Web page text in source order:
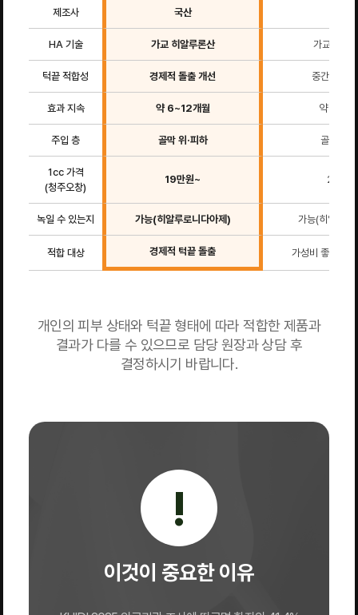
제조사 국산
HA 기술 가교 히알루론산 가교 히알
턱끝 적합성 경제적 돌출 개선 중간 가격·
효과 지속 약 6~12개월 약 6~12
주입 층 골막 위·피하 골막 위·
1cc 가격
(청주오창)
19만원~ 25만
녹일 수 있는지 가능(히알루로니다아제) 가능(히알루로
적합 대상 경제적 턱끝 돌출 가성비 좋은 국
개인의 피부 상태와 턱끝 형태에 따라 적합한 제품과
결과가 다를 수 있으므로 담당 원장과 상담 후
결정하시기 바랍니다.
!
이것이 중요한 이유